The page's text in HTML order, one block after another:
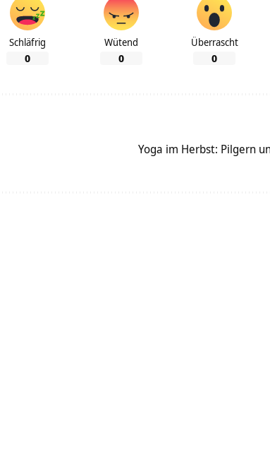
Schläfrig
0
Wütend
0
Überrascht
0
Yoga im Herbst: Pilgern